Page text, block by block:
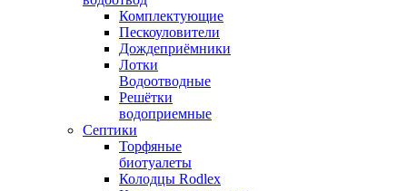
Комплектующие
Пескоуловители
Дождеприёмники
Лотки
Водоотводные
Решётки
водоприемные
Септики
Торфяные
биотуалеты
Колодцы Rodlex